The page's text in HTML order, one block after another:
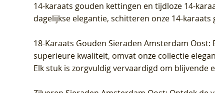
14-karaats gouden kettingen en tijdloze 14-
dagelijkse elegantie, schitteren onze 14-
18-Karaats Gouden Sieraden Amsterdam Oost:
superieure kwaliteit, omvat onze collectie
Elk stuk is zorgvuldig vervaardigd om blijvende